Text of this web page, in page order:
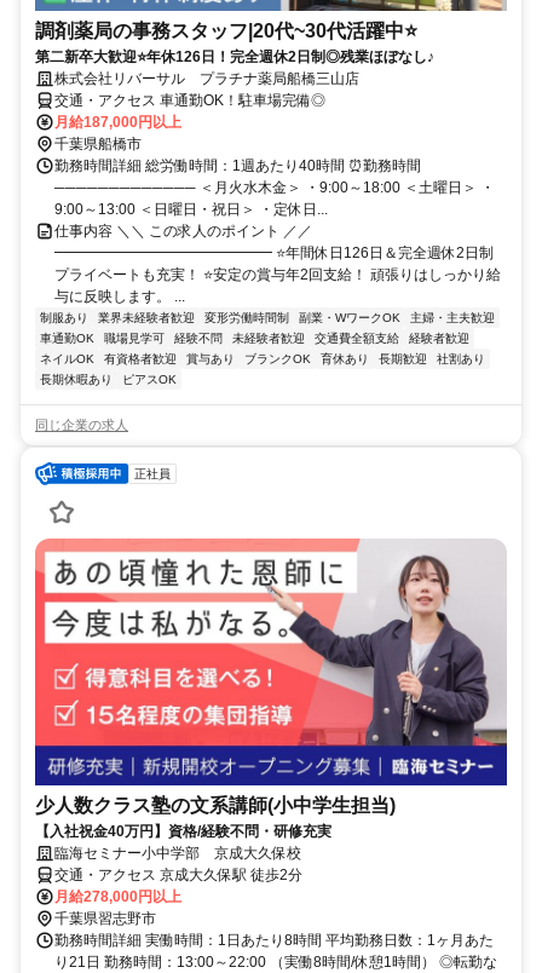
調剤薬局の事務スタッフ|20代~30代活躍中⭐
第二新卒大歓迎⭐年休126日！完全週休2日制◎残業ほぼなし♪
株式会社リバーサル プラチナ薬局船橋三山店
交通・アクセス 車通勤OK！駐車場完備◎
月給187,000円以上
千葉県船橋市
勤務時間詳細 総労働時間：1週あたり40時間 ⏰勤務時間
───────────── ＜月火水木金＞ ・9:00～18:00 ＜土曜日＞ ・
9:00～13:00 ＜日曜日・祝日＞ ・定休日...
仕事内容 ＼＼ この求人のポイント ／／
━━━━━━━━━━━━━━━ ⭐年間休日126日＆完全週休2日制
プライベートも充実！ ⭐安定の賞与年2回支給！ 頑張りはしっかり給
与に反映します。 ...
制服あり 業界未経験者歓迎 変形労働時間制 副業・WワークOK
主婦・主夫歓迎
車通勤OK
職場見学可 経験不問 未経験者歓迎 交通費全額支給
経験者歓迎
ネイルOK
有資格者歓迎 賞与あり ブランクOK 育休あり 長期歓迎
社割あり
長期休暇あり
ピアスOK
同じ企業の求人
正社員
少人数クラス塾の文系講師(小中学生担当)
【入社祝金40万円】資格/経験不問・研修充実
臨海セミナー小中学部 京成大久保校
交通・アクセス 京成大久保駅 徒歩2分
月給278,000円以上
千葉県習志野市
勤務時間詳細 実働時間：1日あたり8時間 平均勤務日数：1ヶ月あた
り21日 勤務時間：13:00～22:00 （実働8時間/休憩1時間） ◎転勤な